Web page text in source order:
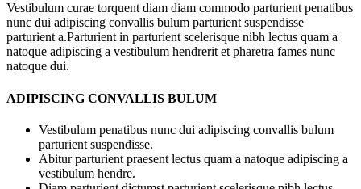
Vestibulum curae torquent diam diam commodo parturient penatibus
nunc dui adipiscing convallis bulum parturient suspendisse
parturient a.Parturient in parturient scelerisque nibh lectus quam a
natoque adipiscing a vestibulum hendrerit et pharetra fames nunc
natoque dui.
ADIPISCING CONVALLIS BULUM
Vestibulum penatibus nunc dui adipiscing convallis bulum
parturient suspendisse.
Abitur parturient praesent lectus quam a natoque adipiscing a
vestibulum hendre.